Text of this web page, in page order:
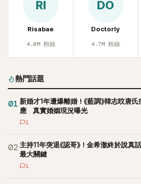
RI
Risabae
4.0M 粉絲
DO
Doctorly
4.7M 粉絲
熱門話題
01 新婚才1年遭爆離婚！《藍調》韓志旼唐
應 真實婚姻現況曝光
1
02 主持11年突退《認哥》！金希澈終於說
最大關鍵
1